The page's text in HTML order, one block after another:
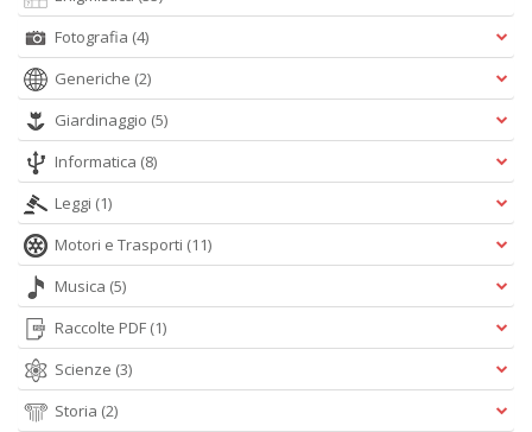
Fotografia (4)
Generiche (2)
Giardinaggio (5)
Informatica (8)
Leggi (1)
Motori e Trasporti (11)
Musica (5)
Raccolte PDF (1)
Scienze (3)
Storia (2)